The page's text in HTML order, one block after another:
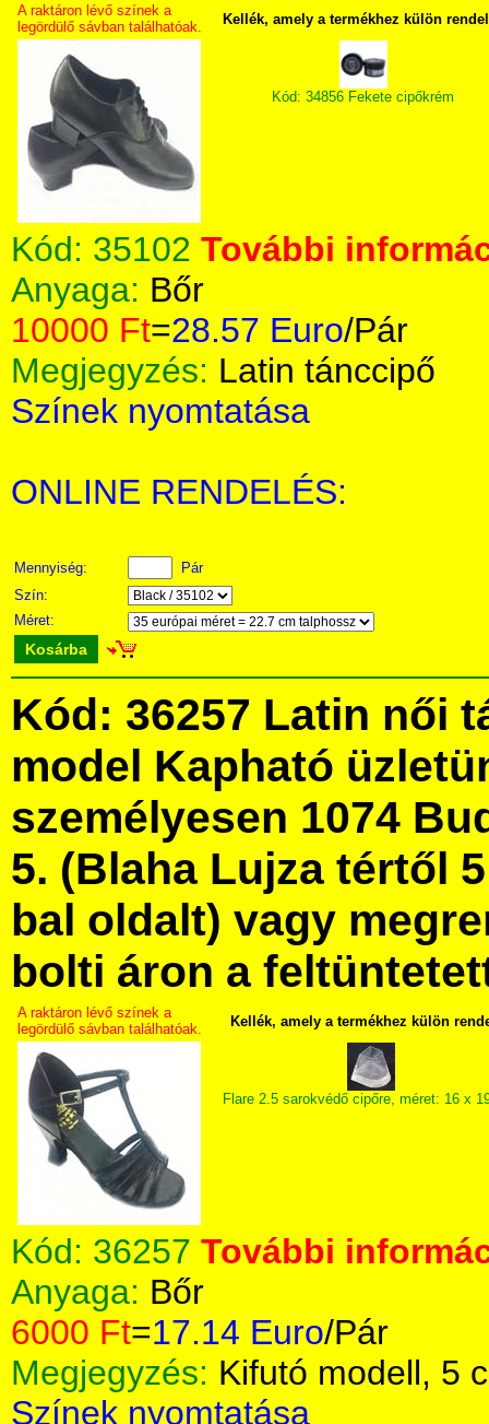
A raktáron lévő színek a
legördülő sávban találhatóak.
Kellék, amely a termékhez külön
Kód: 34856 Fekete cipőkrém
Kód: 35102 További
Anyaga: Bőr
10000 Ft=28.57 Euro/Pár
Megjegyzés: Latin tánccipő
Színek nyomtatása
ONLINE RENDELÉS:
Mennyiség:
Pár
Szín:
Méret:
Kosárba
Kód: 36257 Latin női
model Kapható
személyesen 1074
5. (Blaha Lujza tértől
bal oldalt) vagy
bolti áron a
A raktáron lévő színek a
legördülő sávban találhatóak.
Kellék, amely a termékhez külön
Flare 2.5 sarokvédő cipőre, méret: 16 x
Kód: 36257 További
Anyaga: Bőr
6000 Ft=17.14 Euro/Pár
Megjegyzés: Kifutó modell, 5
Színek nyomtatása